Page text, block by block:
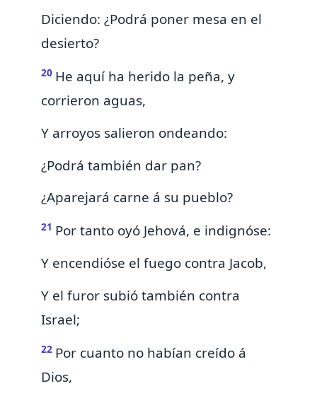
Diciendo: ¿Podrá poner mesa en el
desierto?
20 He aquí ha herido la peña, y
corrieron aguas,
Y arroyos salieron ondeando:
¿Podrá también dar pan?
¿Aparejará carne á su pueblo?
21 Por tanto oyó Jehová, e indignóse:
Y encendióse el fuego contra Jacob,
Y el furor subió también contra
Israel;
22 Por cuanto no habían creído á
Dios,